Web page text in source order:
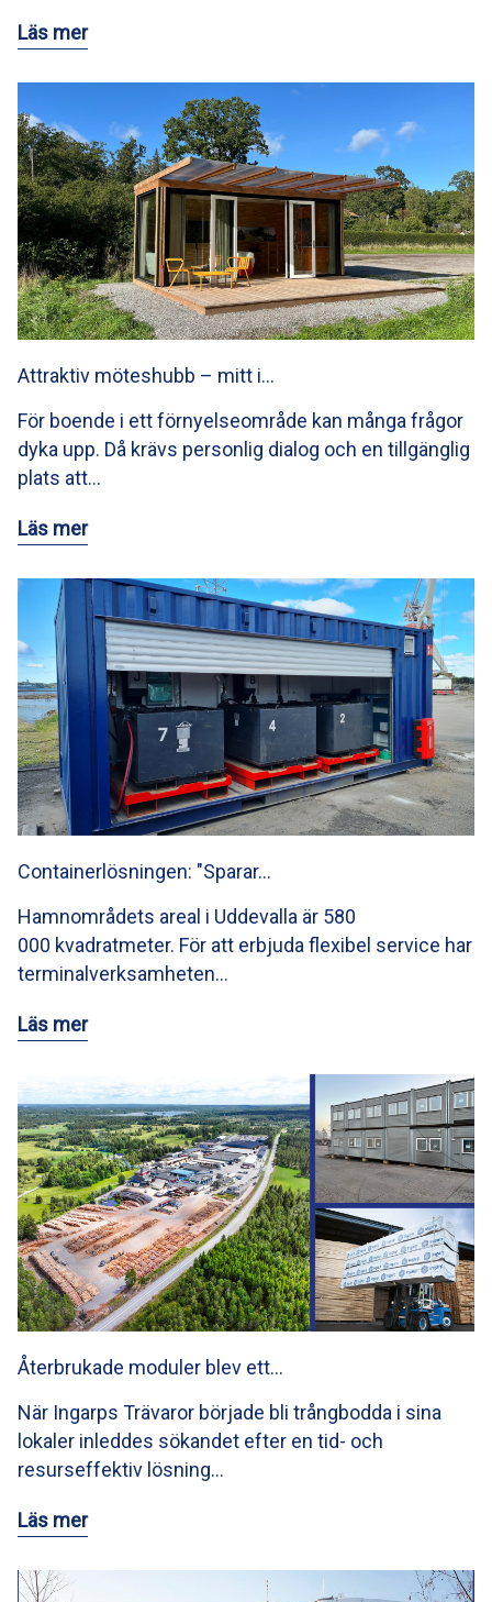
Läs mer
Attraktiv möteshubb – mitt i…
För boende i ett förnyelseområde kan många frågor
dyka upp. Då krävs personlig dialog och en tillgänglig
plats att…
Läs mer
Containerlösningen: "Sparar…
Hamnområdets areal i Uddevalla är 580
000 kvadratmeter. För att erbjuda flexibel service har
terminalverksamheten…
Läs mer
Återbrukade moduler blev ett…
När Ingarps Trävaror började bli trångbodda i sina
lokaler inleddes sökandet efter en tid- och
resurseffektiv lösning…
Läs mer